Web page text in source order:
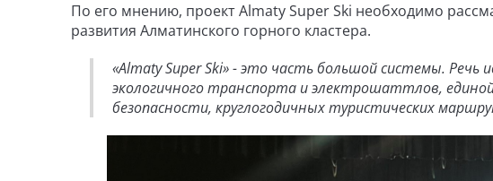
По его мнению, проект Almaty Super Ski необходимо
развития Алматинского горного кластера.
«Almaty Super Ski» - это часть большой системы.
экологичного транспорта и электрошаттлов,
безопасности, круглогодичных туристических